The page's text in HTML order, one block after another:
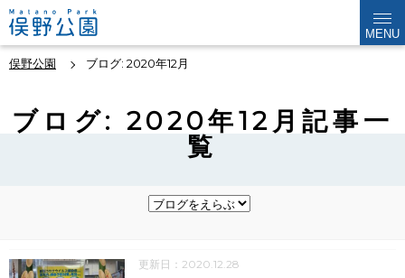
MENU
俣野公園 ブログ: 2020年12月
ブログ: 2020年12月記事一
覧
更新日：2020.12.28